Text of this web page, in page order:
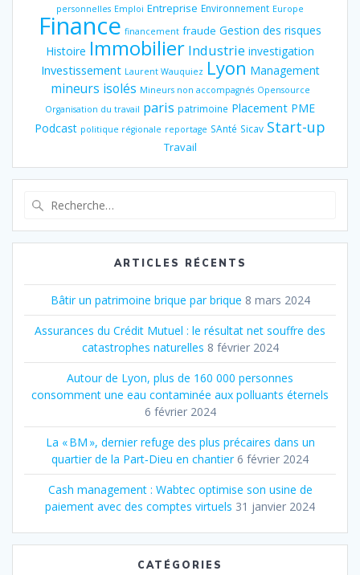
personnelles Emploi Entreprise Environnement Europe
Finance financement fraude Gestion des risques
Histoire Immobilier Industrie investigation
Investissement Laurent Wauquiez Lyon Management
mineurs isolés Mineurs non accompagnés Opensource
Organisation du travail paris patrimoine Placement PME
Podcast politique régionale reportage SAnté Sicav Start-up
Travail
:
ARTICLES RÉCENTS
Bâtir un patrimoine brique par brique 8 mars 2024
Assurances du Crédit Mutuel : le résultat net souffre des
catastrophes naturelles 8 février 2024
Autour de Lyon, plus de 160 000 personnes
consomment une eau contaminée aux polluants éternels
6 février 2024
La « BM », dernier refuge des plus précaires dans un
quartier de la Part‐Dieu en chantier 6 février 2024
Cash management : Wabtec optimise son usine de
paiement avec des comptes virtuels 31 janvier 2024
CATÉGORIES